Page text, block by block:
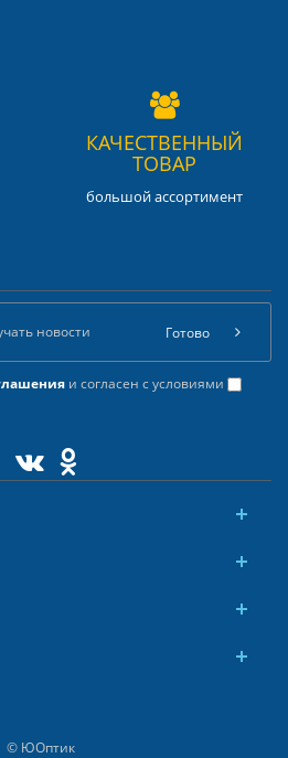
КАЧЕСТВЕННЫЙ
ТОВАР
большой ассортимент
и согласен с условиями
Готово
© ЮОптик